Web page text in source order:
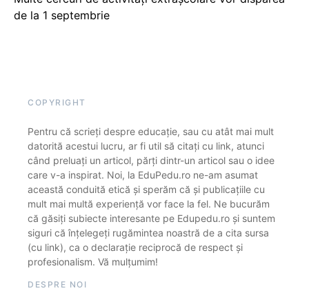
de la 1 septembrie
COPYRIGHT
Pentru că scrieți despre educație, sau cu atât mai mult
datorită acestui lucru, ar fi util să citați cu link, atunci
când preluați un articol, părți dintr-un articol sau o idee
care v-a inspirat. Noi, la EduPedu.ro ne-am asumat
această conduită etică și sperăm că și publicațiile cu
mult mai multă experiență vor face la fel. Ne bucurăm
că găsiți subiecte interesante pe Edupedu.ro și suntem
siguri că înțelegeți rugămintea noastră de a cita sursa
(cu link), ca o declarație reciprocă de respect și
profesionalism. Vă mulțumim!
DESPRE NOI